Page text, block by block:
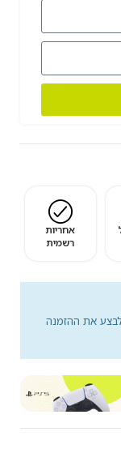
אחריות
רשמית
את ההזמנה